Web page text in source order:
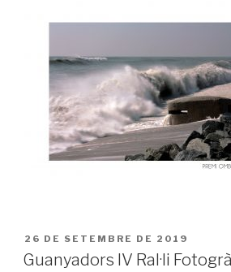
PUBLICAT
A
26 DE SETEMBRE DE 2019
Guanyadors IV Ral·li